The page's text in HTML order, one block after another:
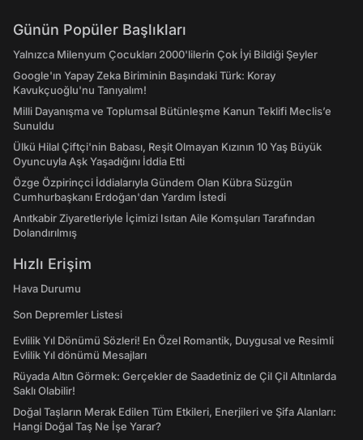
Günün Popüler Başlıkları
Yalnızca Milenyum Çocukları 2000'lilerin Çok İyi Bildiği Şeyler
Google'ın Yapay Zeka Biriminin Başındaki Türk: Koray
Kavukçuoğlu'nu Tanıyalım!
Milli Dayanışma ve Toplumsal Bütünleşme Kanun Teklifi Meclis’e
Sunuldu
Ülkü Hilal Çiftçi'nin Babası, Reşit Olmayan Kızının 10 Yaş Büyük
Oyuncuyla Aşk Yaşadığını İddia Etti
Özge Özpirinçci İddialarıyla Gündem Olan Kübra Süzgün
Cumhurbaşkanı Erdoğan'dan Yardım İstedi
Anıtkabir Ziyaretleriyle İçimizi Isıtan Aile Komşuları Tarafından
Dolandırılmış
Hızlı Erişim
Hava Durumu
Son Depremler Listesi
Evlilik Yıl Dönümü Sözleri! En Özel Romantik, Duygusal ve Resimli
Evlilik Yıl dönümü Mesajları
Rüyada Altın Görmek: Gerçekler de Saadetiniz de Çil Çil Altınlarda
Saklı Olabilir!
Doğal Taşların Merak Edilen Tüm Etkileri, Enerjileri ve Şifa Alanları:
Hangi Doğal Taş Ne İşe Yarar?